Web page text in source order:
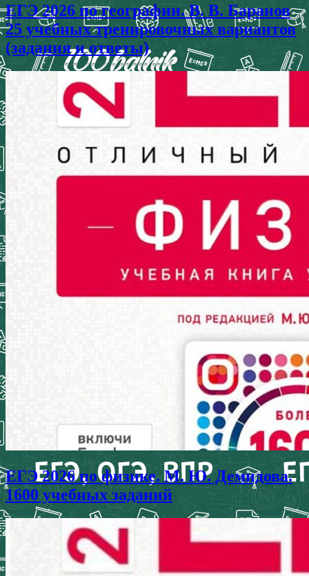
ЕГЭ 2026 по географии. В. В. Баранов
25 учебных тренировочных вариантов
(задания и ответы)
ЕГЭ 2026 по физике. М. Ю. Демидова.
1600 учебных заданий